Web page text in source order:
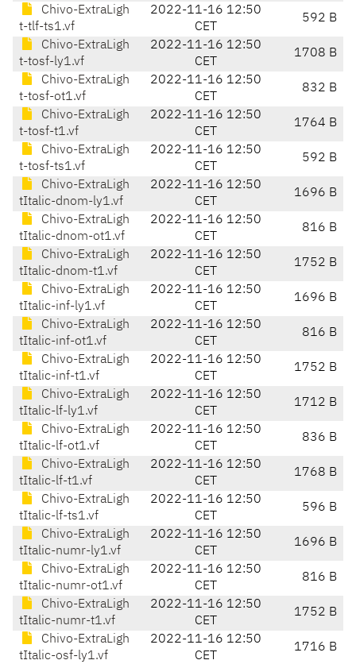
Chivo-ExtraLigh
t-tlf-ts1.vf
2022-11-16 12:50
CET
592 B
Chivo-ExtraLigh
t-tosf-ly1.vf
2022-11-16 12:50
CET
1708 B
Chivo-ExtraLigh
t-tosf-ot1.vf
2022-11-16 12:50
CET
832 B
Chivo-ExtraLigh
t-tosf-t1.vf
2022-11-16 12:50
CET
1764 B
Chivo-ExtraLigh
t-tosf-ts1.vf
2022-11-16 12:50
CET
592 B
Chivo-ExtraLigh
tItalic-dnom-ly1.vf
2022-11-16 12:50
CET
1696 B
Chivo-ExtraLigh
tItalic-dnom-ot1.vf
2022-11-16 12:50
CET
816 B
Chivo-ExtraLigh
tItalic-dnom-t1.vf
2022-11-16 12:50
CET
1752 B
Chivo-ExtraLigh
tItalic-inf-ly1.vf
2022-11-16 12:50
CET
1696 B
Chivo-ExtraLigh
tItalic-inf-ot1.vf
2022-11-16 12:50
CET
816 B
Chivo-ExtraLigh
tItalic-inf-t1.vf
2022-11-16 12:50
CET
1752 B
Chivo-ExtraLigh
tItalic-lf-ly1.vf
2022-11-16 12:50
CET
1712 B
Chivo-ExtraLigh
tItalic-lf-ot1.vf
2022-11-16 12:50
CET
836 B
Chivo-ExtraLigh
tItalic-lf-t1.vf
2022-11-16 12:50
CET
1768 B
Chivo-ExtraLigh
tItalic-lf-ts1.vf
2022-11-16 12:50
CET
596 B
Chivo-ExtraLigh
tItalic-numr-ly1.vf
2022-11-16 12:50
CET
1696 B
Chivo-ExtraLigh
tItalic-numr-ot1.vf
2022-11-16 12:50
CET
816 B
Chivo-ExtraLigh
tItalic-numr-t1.vf
2022-11-16 12:50
CET
1752 B
Chivo-ExtraLigh
tItalic-osf-ly1.vf
2022-11-16 12:50
CET
1716 B